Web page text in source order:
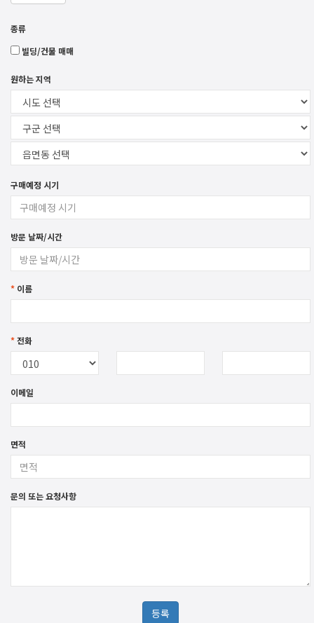
종류
빌딩/건물 매매
원하는 지역
구매예정 시기
방문 날짜/시간
* 이름
*전화
이메일
면적
문의 또는 요청사항
등록